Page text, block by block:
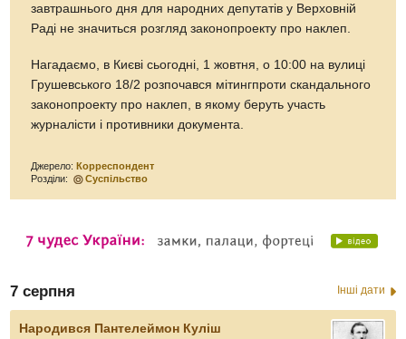
завтрашнього дня для народних депутатів у Верховній
Раді не значиться розгляд законопроекту про наклеп.
Нагадаємо, в Києві сьогодні, 1 жовтня, о 10:00 на вулиці
Грушевського 18/2 розпочався мітингпроти скандального
законопроекту про наклеп, в якому беруть участь
журналісти і противники документа.
Джерело:Корреспондент
Розділи:
Суспільство
7 серпня Інші дати
Народився Пантелеймон Куліш